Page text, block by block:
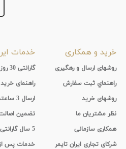
خرید و همکاری
روشهای ارسال و رهگیری
راهنماي ثبت سفارش
روشهای خرید
نظر مشتریان ما
همکاری سازمانی
شرکای تجاری ایران تایمر
خدمات
گارانتی 30 روز ضمانت بازگشت
راهنمای
ارسال 3 ساعته محصولات
تضمین
5 سال گارانتی ساعت مچی
خدمات پس